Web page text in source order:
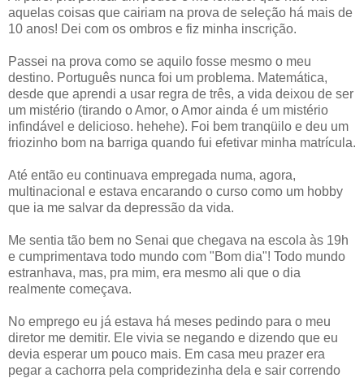
aquelas coisas que cairiam na prova de seleção há mais de
10 anos! Dei com os ombros e fiz minha inscrição.
Passei na prova como se aquilo fosse mesmo o meu
destino. Português nunca foi um problema. Matemática,
desde que aprendi a usar regra de três, a vida deixou de ser
um mistério (tirando o Amor, o Amor ainda é um mistério
infindável e delicioso. hehehe). Foi bem tranqüilo e deu um
friozinho bom na barriga quando fui efetivar minha matrícula.
Até então eu continuava empregada numa, agora,
multinacional e estava encarando o curso como um hobby
que ia me salvar da depressão da vida.
Me sentia tão bem no Senai que chegava na escola às 19h
e cumprimentava todo mundo com "Bom dia"! Todo mundo
estranhava, mas, pra mim, era mesmo ali que o dia
realmente começava.
No emprego eu já estava há meses pedindo para o meu
diretor me demitir. Ele vivia se negando e dizendo que eu
devia esperar um pouco mais. Em casa meu prazer era
pegar a cachorra pela compridezinha dela e sair correndo